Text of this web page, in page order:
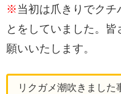
※当初は爪きりでクチ
とをしていました。
願いいたします。
リクガメ潮吹きました